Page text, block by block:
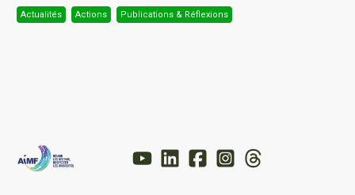
Actualités Actions Publications & Réflexions